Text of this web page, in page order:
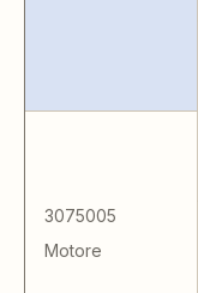
3075005
Motore